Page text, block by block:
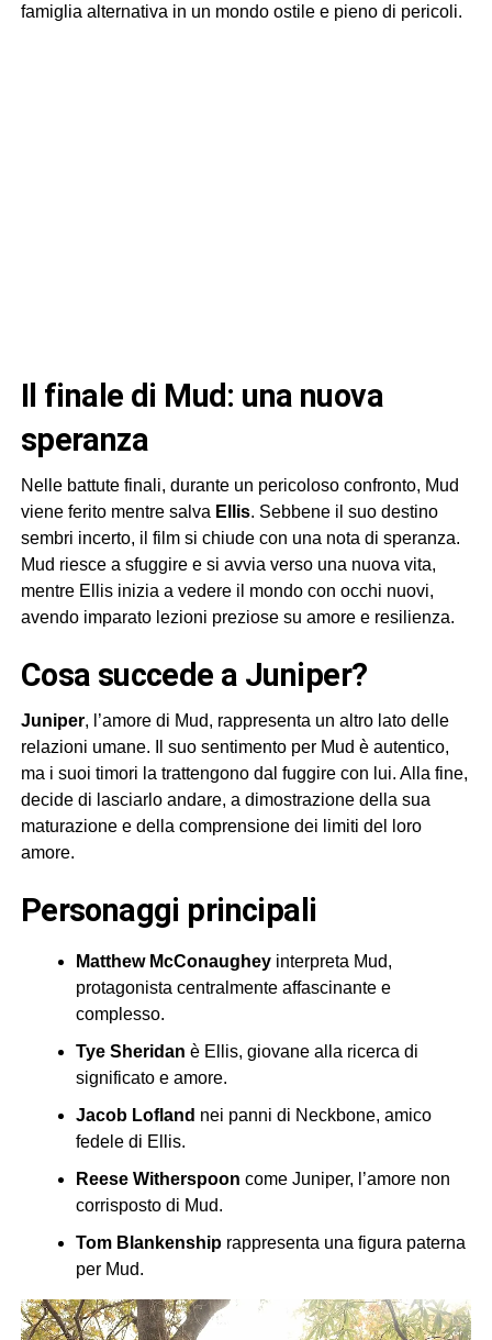
famiglia alternativa in un mondo ostile e pieno di pericoli.
Il finale di Mud: una nuova
speranza
Nelle battute finali, durante un pericoloso confronto, Mud
viene ferito mentre salva Ellis. Sebbene il suo destino
sembri incerto, il film si chiude con una nota di speranza.
Mud riesce a sfuggire e si avvia verso una nuova vita,
mentre Ellis inizia a vedere il mondo con occhi nuovi,
avendo imparato lezioni preziose su amore e resilienza.
Cosa succede a Juniper?
Juniper, l’amore di Mud, rappresenta un altro lato delle
relazioni umane. Il suo sentimento per Mud è autentico,
ma i suoi timori la trattengono dal fuggire con lui. Alla fine,
decide di lasciarlo andare, a dimostrazione della sua
maturazione e della comprensione dei limiti del loro
amore.
Personaggi principali
Matthew McConaugheyinterpreta Mud,
protagonista centralmente affascinante e
complesso.
Tye Sheridan è Ellis, giovane alla ricerca di
significato e amore.
Jacob Lofland nei panni di Neckbone, amico
fedele di Ellis.
Reese Witherspoon come Juniper, l’amore non
corrisposto di Mud.
Tom Blankenshiprappresenta una figura paterna
per Mud.